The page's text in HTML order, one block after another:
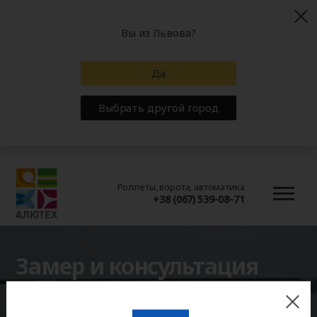
Роллеты, ворота, автоматика
+38 (067) 539-08-71
Замер и консультация
множество факторов. Например, интенсивность
Вы из Львова?
Да
Выбрать другой город